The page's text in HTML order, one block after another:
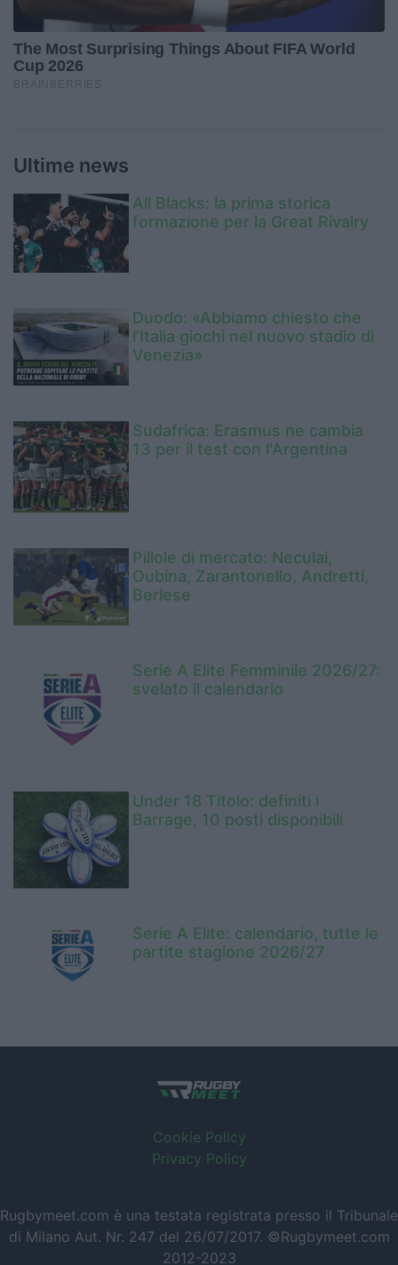
Ultime news
All Blacks: la prima storica
formazione per la Great Rivalry
Duodo: «Abbiamo chiesto che
l’Italia giochi nel nuovo stadio di
Venezia»
Sudafrica: Erasmus ne cambia
13 per il test con l'Argentina
Pillole di mercato: Neculai,
Oubina, Zarantonello, Andretti,
Berlese
Serie A Elite Femminile 2026/27:
svelato il calendario
Under 18 Titolo: definiti i
Barrage, 10 posti disponibili
Serie A Elite: calendario, tutte le
partite stagione 2026/27
Cookie Policy
Privacy Policy
Rugbymeet.com è una testata registrata presso il Tribunale
di Milano Aut. Nr. 247 del 26/07/2017. ©Rugbymeet.com
2012-2023